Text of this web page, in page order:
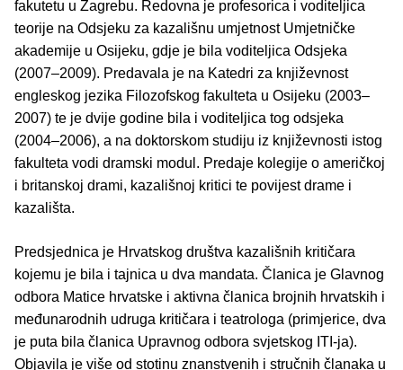
fakutetu u Zagrebu. Redovna je profesorica i voditeljica
teorije na Odsjeku za kazališnu umjetnost Umjetničke
akademije u Osijeku, gdje je bila voditeljica Odsjeka
(2007‒2009). Predavala je na Katedri za književnost
engleskog jezika Filozofskog fakulteta u Osijeku (2003‒
2007) te je dvije godine bila i voditeljica tog odsjeka
(2004‒2006), a na doktorskom studiju iz književnosti istog
fakulteta vodi dramski modul. Predaje kolegije o američkoj
i britanskoj drami, kazališnoj kritici te povijest drame i
kazališta.
Predsjednica je Hrvatskog društva kazališnih kritičara
kojemu je bila i tajnica u dva mandata. Članica je Glavnog
odbora Matice hrvatske i aktivna članica brojnih hrvatskih i
međunarodnih udruga kritičara i teatrologa (primjerice, dva
je puta bila članica Upravnog odbora svjetskog ITI-ja).
Objavila je više od stotinu znanstvenih i stručnih članaka u